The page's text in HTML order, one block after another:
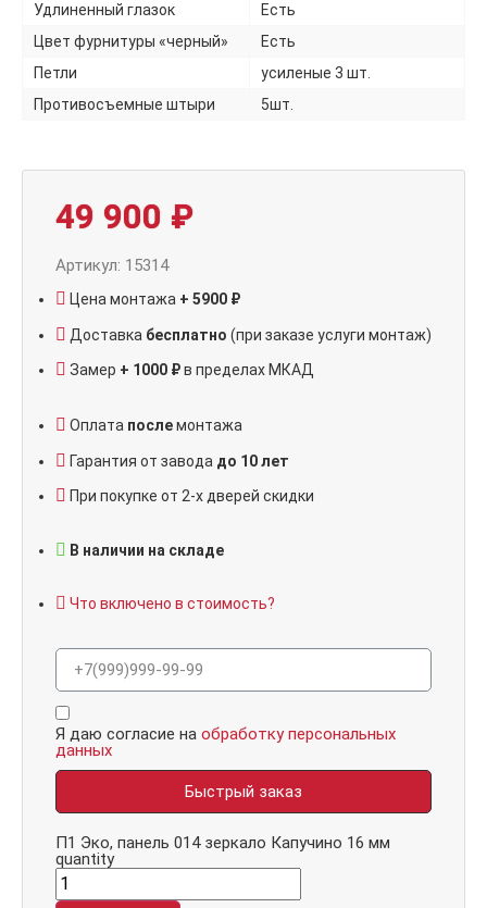
Удлиненный глазок
Есть
Цвет фурнитуры «черный»
Есть
Петли
усиленые 3 шт.
Противосъемные штыри
5шт.
49 900 ₽
Артикул: 15314
Цена монтажа + 5900 ₽
Доставка бесплатно (при заказе услуги монтаж)
Замер + 1000 ₽в пределах МКАД
Оплата послемонтажа
Гарантия от завода до 10 лет
При покупке от 2-х дверей скидки
В наличии на складе
Что включено в стоимость?
Я даю согласие на обработку персональных
данных
Быстрый заказ
П1 Эко, панель 014 зеркало Капучино 16 мм
quantity